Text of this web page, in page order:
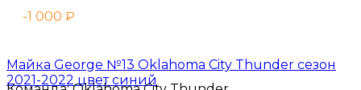
-1 000 ₽
Майка George №13 Oklahoma City Thunder сезон
2021-2022 цвет синий